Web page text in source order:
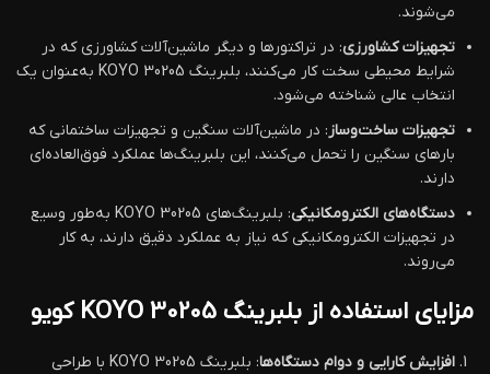
می‌شوند.
تجهیزات کشاورزی: در تراکتورها و دیگر ماشین‌آلات کشاورزی که در
شرایط محیطی سخت کار می‌کنند، بلبرینگ KOYO 30205 به‌عنوان یک
انتخاب عالی شناخته می‌شود.
تجهیزات ساخت‌وساز : در ماشین‌آلات سنگین و تجهیزات ساختمانی که
بارهای سنگین را تحمل می‌کنند، این بلبرینگ‌ها عملکرد فوق‌العاده‌ای
دارند.
دستگاه‌های الکترومکانیکی
: بلبرینگ‌های KOYO 30205 به‌طور وسیع
در تجهیزات الکترومکانیکی که نیاز به عملکرد دقیق دارند، به کار
می‌روند.
مزایای استفاده از بلبرینگ KOYO 30205 کویو
افزایش کارایی و دوام دستگاه‌ها
: بلبرینگ KOYO 30205 با طراحی